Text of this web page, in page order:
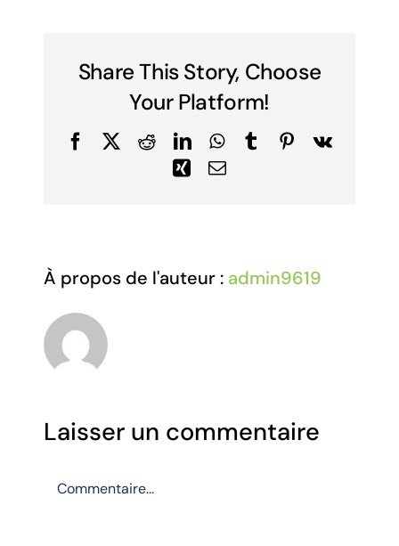
Share This Story, Choose
Your Platform!
FacebookRedditLinkedInWhatsApp
TumblrPinterest
Vk
XingEmail
À propos de l'auteur : admin9619
Laisser un commentaire
Commentaire